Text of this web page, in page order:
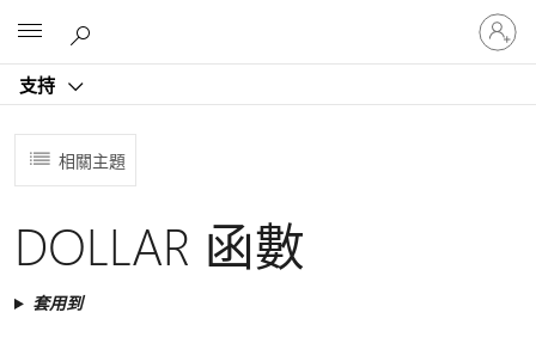
支持
登
入
您
相關主題
DOLLAR 函數
套用到